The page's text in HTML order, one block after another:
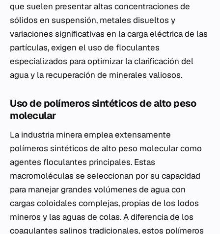
que suelen presentar altas concentraciones de
sólidos en suspensión, metales disueltos y
variaciones significativas en la carga eléctrica de las
partículas, exigen el uso de floculantes
especializados para optimizar la clarificación del
agua y la recuperación de minerales valiosos.
Uso de polímeros sintéticos de alto peso
molecular
La industria minera emplea extensamente
polímeros sintéticos de alto peso molecular como
agentes floculantes principales. Estas
macromoléculas se seleccionan por su capacidad
para manejar grandes volúmenes de agua con
cargas coloidales complejas, propias de los lodos
mineros y las aguas de colas. A diferencia de los
coagulantes salinos tradicionales, estos polímeros